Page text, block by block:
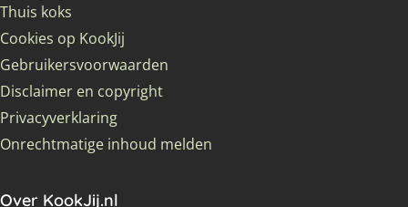
Thuis koks
Cookies op KookJij
Gebruikersvoorwaarden
Disclaimer en copyright
Privacyverklaring
Onrechtmatige inhoud melden
Over KookJij.nl